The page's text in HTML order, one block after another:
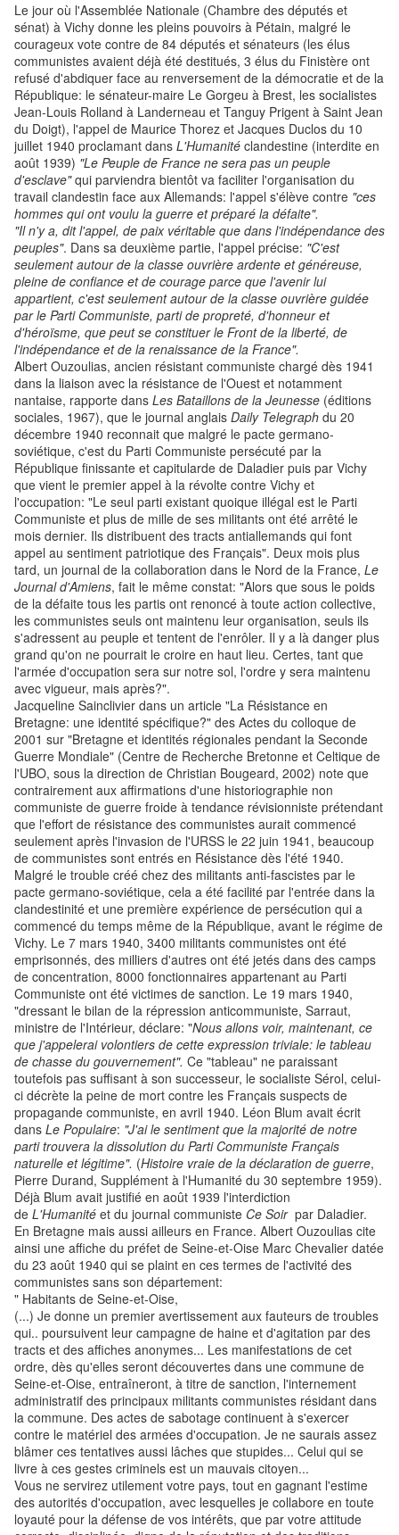
Le jour où l'Assemblée Nationale (Chambre des députés et
sénat) à Vichy donne les pleins pouvoirs à Pétain, malgré le
courageux vote contre de 84 députés et sénateurs (les élus
communistes avaient déjà été destitués, 3 élus du Finistère ont
refusé d'abdiquer face au renversement de la démocratie et de la
République: le sénateur-maire Le Gorgeu à Brest, les socialistes
Jean-Louis Rolland à Landerneau et Tanguy Prigent à Saint Jean
du Doigt), l'appel de Maurice Thorez et Jacques Duclos du 10
juillet 1940 proclamant dans L'Humanité clandestine (interdite en
août 1939) "Le Peuple de France ne sera pas un peuple
d'esclave"qui parviendra bientôt va faciliter l'organisation du
travail clandestin face aux Allemands: l'appel s'élève contre "ces
hommes qui ont voulu la guerre et préparé la défaite".
"Il n'y a, dit l'appel, de paix véritable que dans l'indépendance des
peuples". Dans sa deuxième partie, l'appel précise: "C'est
seulement autour de la classe ouvrière ardente et généreuse,
pleine de confiance et de courage parce que l'avenir lui
appartient, c'est seulement autour de la classe ouvrière guidée
par le Parti Communiste, parti de propreté, d'honneur et
d'héroïsme, que peut se constituer le Front de la liberté, de
l'indépendance et de la renaissance de la France".
Albert Ouzoulias, ancien résistant communiste chargé dès 1941
dans la liaison avec la résistance de l'Ouest et notamment
nantaise, rapporte dans Les Bataillons de la Jeunesse (éditions
sociales, 1967), que le journal anglais Daily Telegraph du 20
décembre 1940 reconnait que malgré le pacte germano-
soviétique, c'est du Parti Communiste persécuté par la
République finissante et capitularde de Daladier puis par Vichy
que vient le premier appel à la révolte contre Vichy et
l'occupation: "Le seul parti existant quoique illégal est le Parti
Communiste et plus de mille de ses militants ont été arrêté le
mois dernier. Ils distribuent des tracts antiallemands qui font
appel au sentiment patriotique des Français". Deux mois plus
tard, un journal de la collaboration dans le Nord de la France, Le
Journal d'Amiens, fait le même constat: "Alors que sous le poids
de la défaite tous les partis ont renoncé à toute action collective,
les communistes seuls ont maintenu leur organisation, seuls ils
s'adressent au peuple et tentent de l'enrôler. Il y a là danger plus
grand qu'on ne pourrait le croire en haut lieu. Certes, tant que
l'armée d'occupation sera sur notre sol, l'ordre y sera maintenu
avec vigueur, mais après?".
Jacqueline Sainclivier dans un article "La Résistance en
Bretagne: une identité spécifique?" des Actes du colloque de
2001 sur "Bretagne et identités régionales pendant la Seconde
Guerre Mondiale" (Centre de Recherche Bretonne et Celtique de
l'UBO, sous la direction de Christian Bougeard, 2002) note que
contrairement aux affirmations d'une historiographie non
communiste de guerre froide à tendance révisionniste prétendant
que l'effort de résistance des communistes aurait commencé
seulement après l'invasion de l'URSS le 22 juin 1941, beaucoup
de communistes sont entrés en Résistance dès l'été 1940.
Malgré le trouble créé chez des militants anti-fascistes par le
pacte germano-soviétique, cela a été facilité par l'entrée dans la
clandestinité et une première expérience de persécution qui a
commencé du temps même de la République, avant le régime de
Vichy. Le 7 mars 1940, 3400 militants communistes ont été
emprisonnés, des milliers d'autres ont été jetés dans des camps
de concentration, 8000 fonctionnaires appartenant au Parti
Communiste ont été victimes de sanction. Le 19 mars 1940,
"dressant le bilan de la répression anticommuniste, Sarraut,
ministre de l'Intérieur, déclare: "Nous allons voir, maintenant, ce
que j'appelerai volontiers de cette expression triviale: le tableau
de chasse du gouvernement". Ce "tableau" ne paraissant
toutefois pas suffisant à son successeur, le socialiste Sérol, celui-
ci décrète la peine de mort contre les Français suspects de
propagande communiste, en avril 1940. Léon Blum avait écrit
dans Le Populaire: "J'ai le sentiment que la majorité de notre
parti trouvera la dissolution du Parti Communiste Français
naturelle et légitime". (Histoire vraie de la déclaration de guerre,
Pierre Durand, Supplément à l'Humanité du 30 septembre 1959).
Déjà Blum avait justifié en août 1939 l'interdiction
de L'Humanité et du journal communiste Ce Soir par Daladier.
En Bretagne mais aussi ailleurs en France. Albert Ouzoulias cite
ainsi une affiche du préfet de Seine-et-Oise Marc Chevalier datée
du 23 août 1940 qui se plaint en ces termes de l'activité des
communistes sans son département:
" Habitants de Seine-et-Oise,
(...) Je donne un premier avertissement aux fauteurs de troubles
qui.. poursuivent leur campagne de haine et d'agitation par des
tracts et des affiches anonymes... Les manifestations de cet
ordre, dès qu'elles seront découvertes dans une commune de
Seine-et-Oise, entraîneront, à titre de sanction, l'internement
administratif des principaux militants communistes résidant dans
la commune. Des actes de sabotage continuent à s'exercer
contre le matériel des armées d'occupation. Je ne saurais assez
blâmer ces tentatives aussi lâches que stupides... Celui qui se
livre à ces gestes criminels est un mauvais citoyen...
Vous ne servirez utilement votre pays, tout en gagnant l'estime
des autorités d'occupation, avec lesquelles je collabore en toute
loyauté pour la défense de vos intérêts, que par votre attitude